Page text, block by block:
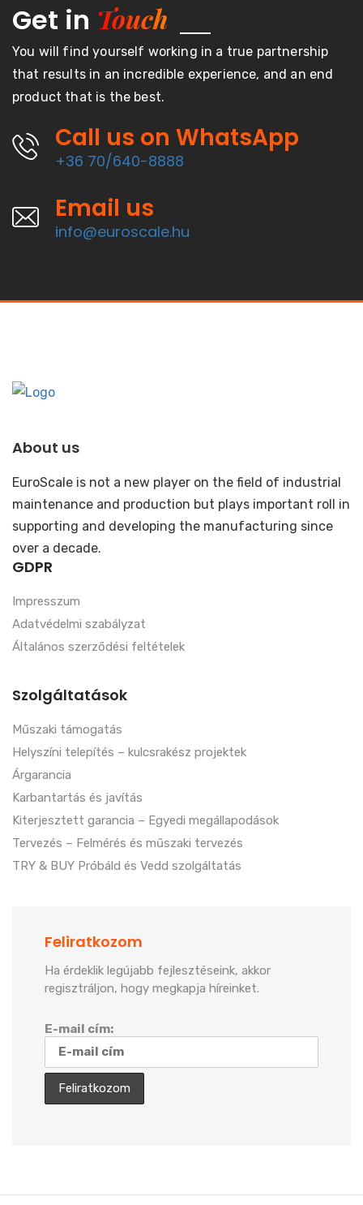
Get in Touch
You will find yourself working in a true partnership
that results in an incredible experience, and an end
product that is the best.
Call us on WhatsApp
+36 70/640-8888
Email us
info@euroscale.hu
About us
EuroScale is not a new player on the field of industrial
maintenance and production but plays important roll in
supporting and developing the manufacturing since
over a decade.
GDPR
Impresszum
Adatvédelmi szabályzat
Általános szerződési feltételek
Szolgáltatások
Műszaki támogatás
Helyszíni telepítés – kulcsrakész projektek
Árgarancia
Karbantartás és javítás
Kiterjesztett garancia – Egyedi megállapodások
Tervezés – Felmérés és műszaki tervezés
TRY & BUY Próbáld és Vedd szolgáltatás
Feliratkozom
Ha érdeklik legújabb fejlesztéseink, akkor
regisztráljon, hogy megkapja híreinket.
E-mail cím: